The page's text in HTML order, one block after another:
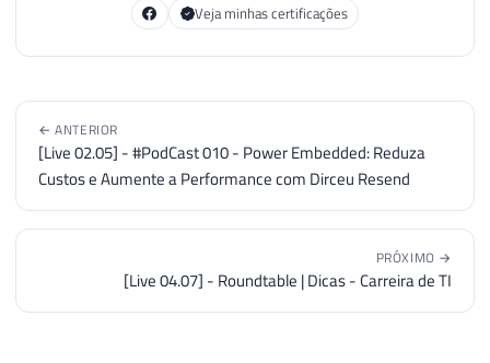
Veja minhas certificações
← ANTERIOR
[Live 02.05] - #PodCast 010 - Power Embedded: Reduza
Custos e Aumente a Performance com Dirceu Resend
PRÓXIMO →
[Live 04.07] - Roundtable | Dicas - Carreira de TI